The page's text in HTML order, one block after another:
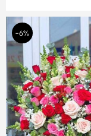
-6%